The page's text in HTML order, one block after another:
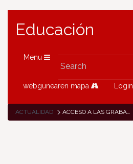
Educación
Menu
webgunearen mapa Login
ACTUALIDAD ACCESO A LAS GRABACIONES DE LAS JORNADAS ANUALES ERASMUS+ 2021